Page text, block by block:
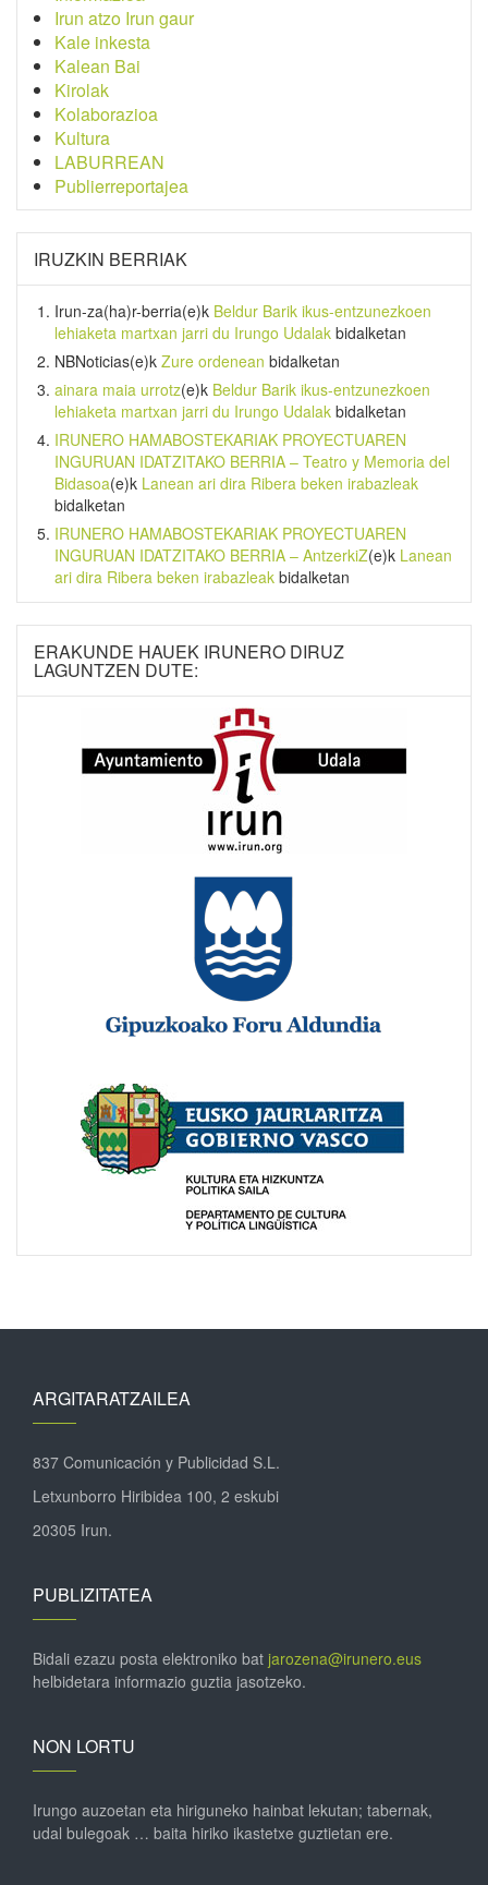
Irun atzo Irun gaur
Kale inkesta
Kalean Bai
Kirolak
Kolaborazioa
Kultura
LABURREAN
Publierreportajea
IRUZKIN BERRIAK
Irun-za(ha)r-berria(e)k Beldur Barik ikus-entzunezkoen
lehiaketa martxan jarri du Irungo Udalak bidalketan
NBNoticias(e)k Zure ordenean bidalketan
ainara maia urrotz(e)k Beldur Barik ikus-entzunezkoen
lehiaketa martxan jarri du Irungo Udalak bidalketan
IRUNERO HAMABOSTEKARIAK PROYECTUAREN
INGURUAN IDATZITAKO BERRIA – Teatro y Memoria del
Bidasoa(e)k Lanean ari dira Ribera beken irabazleak
bidalketan
IRUNERO HAMABOSTEKARIAK PROYECTUAREN
INGURUAN IDATZITAKO BERRIA – AntzerkiZ(e)k Lanean
ari dira Ribera beken irabazleak bidalketan
ERAKUNDE HAUEK IRUNERO DIRUZ
LAGUNTZEN DUTE:
ARGITARATZAILEA
837 Comunicación y Publicidad S.L.
Letxunborro Hiribidea 100, 2 eskubi
20305 Irun.
PUBLIZITATEA
Bidali ezazu posta elektroniko bat jarozena@irunero.eus
helbidetara informazio guztia jasotzeko.
NON LORTU
Irungo auzoetan eta hiriguneko hainbat lekutan; tabernak,
udal bulegoak … baita hiriko ikastetxe guztietan ere.